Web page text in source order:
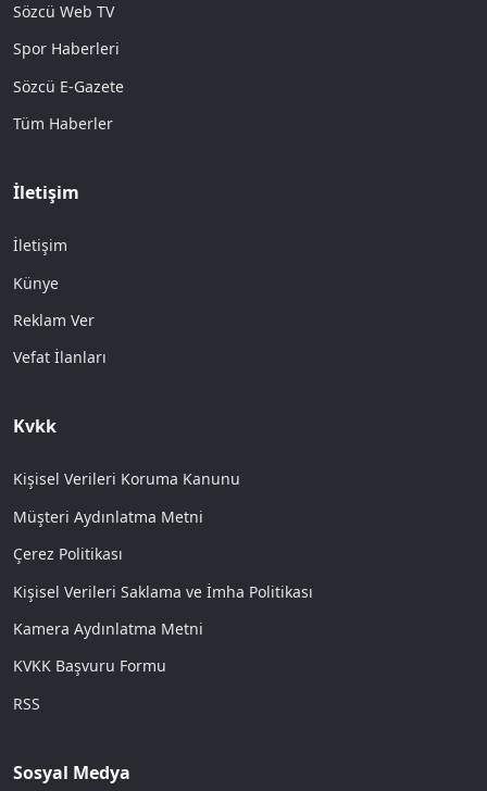
Sözcü Web TV
Spor Haberleri
Sözcü E-Gazete
Tüm Haberler
İletişim
İletişim
Künye
Reklam Ver
Vefat İlanları
Kvkk
Kişisel Verileri Koruma Kanunu
Müşteri Aydınlatma Metni
Çerez Politikası
Kişisel Verileri Saklama ve İmha Politikası
Kamera Aydınlatma Metni
KVKK Başvuru Formu
RSS
Sosyal Medya